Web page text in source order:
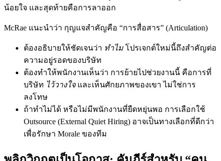
น้อยใจ และสุดท้ายคือการลาออก
McRae แนะนำว่า กุญแจสำคัญคือ “การสื่อสาร” (Articulation)
ต้องอธิบายให้ชัดเจนว่า ทำไมโปรเจกต์ใหม่นี้ถึงสำคัญต่อ
ความอยู่รอดของบริษัท
ต้องทำให้พนักงานเห็นว่า การย้ายไปช่วยงานนี้ คือการที่
บริษัท ไว้วางใจและเห็นศักยภาพของเขา ไม่ใช่การ
ลงโทษ
ถ้าทำไม่ได้ หรือไม่มีพนักงานที่ยืดหยุ่นพอ การเลือกใช้
Outsource (External Quiet Hiring) อาจเป็นทางเลือกที่ดีกว่า
เพื่อรักษา Morale ของทีม